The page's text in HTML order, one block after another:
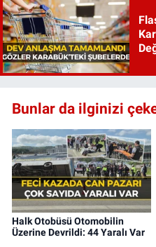
Bunlar da ilginizi
Halk Otobüsü Otomobilin
Üzerine Devrildi: 44 Yaralı Var